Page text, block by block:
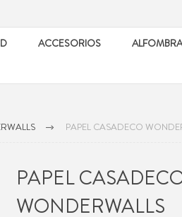
ACCESORIOS
PAPEL CASADECO
PAPEL
WONDERWALLS